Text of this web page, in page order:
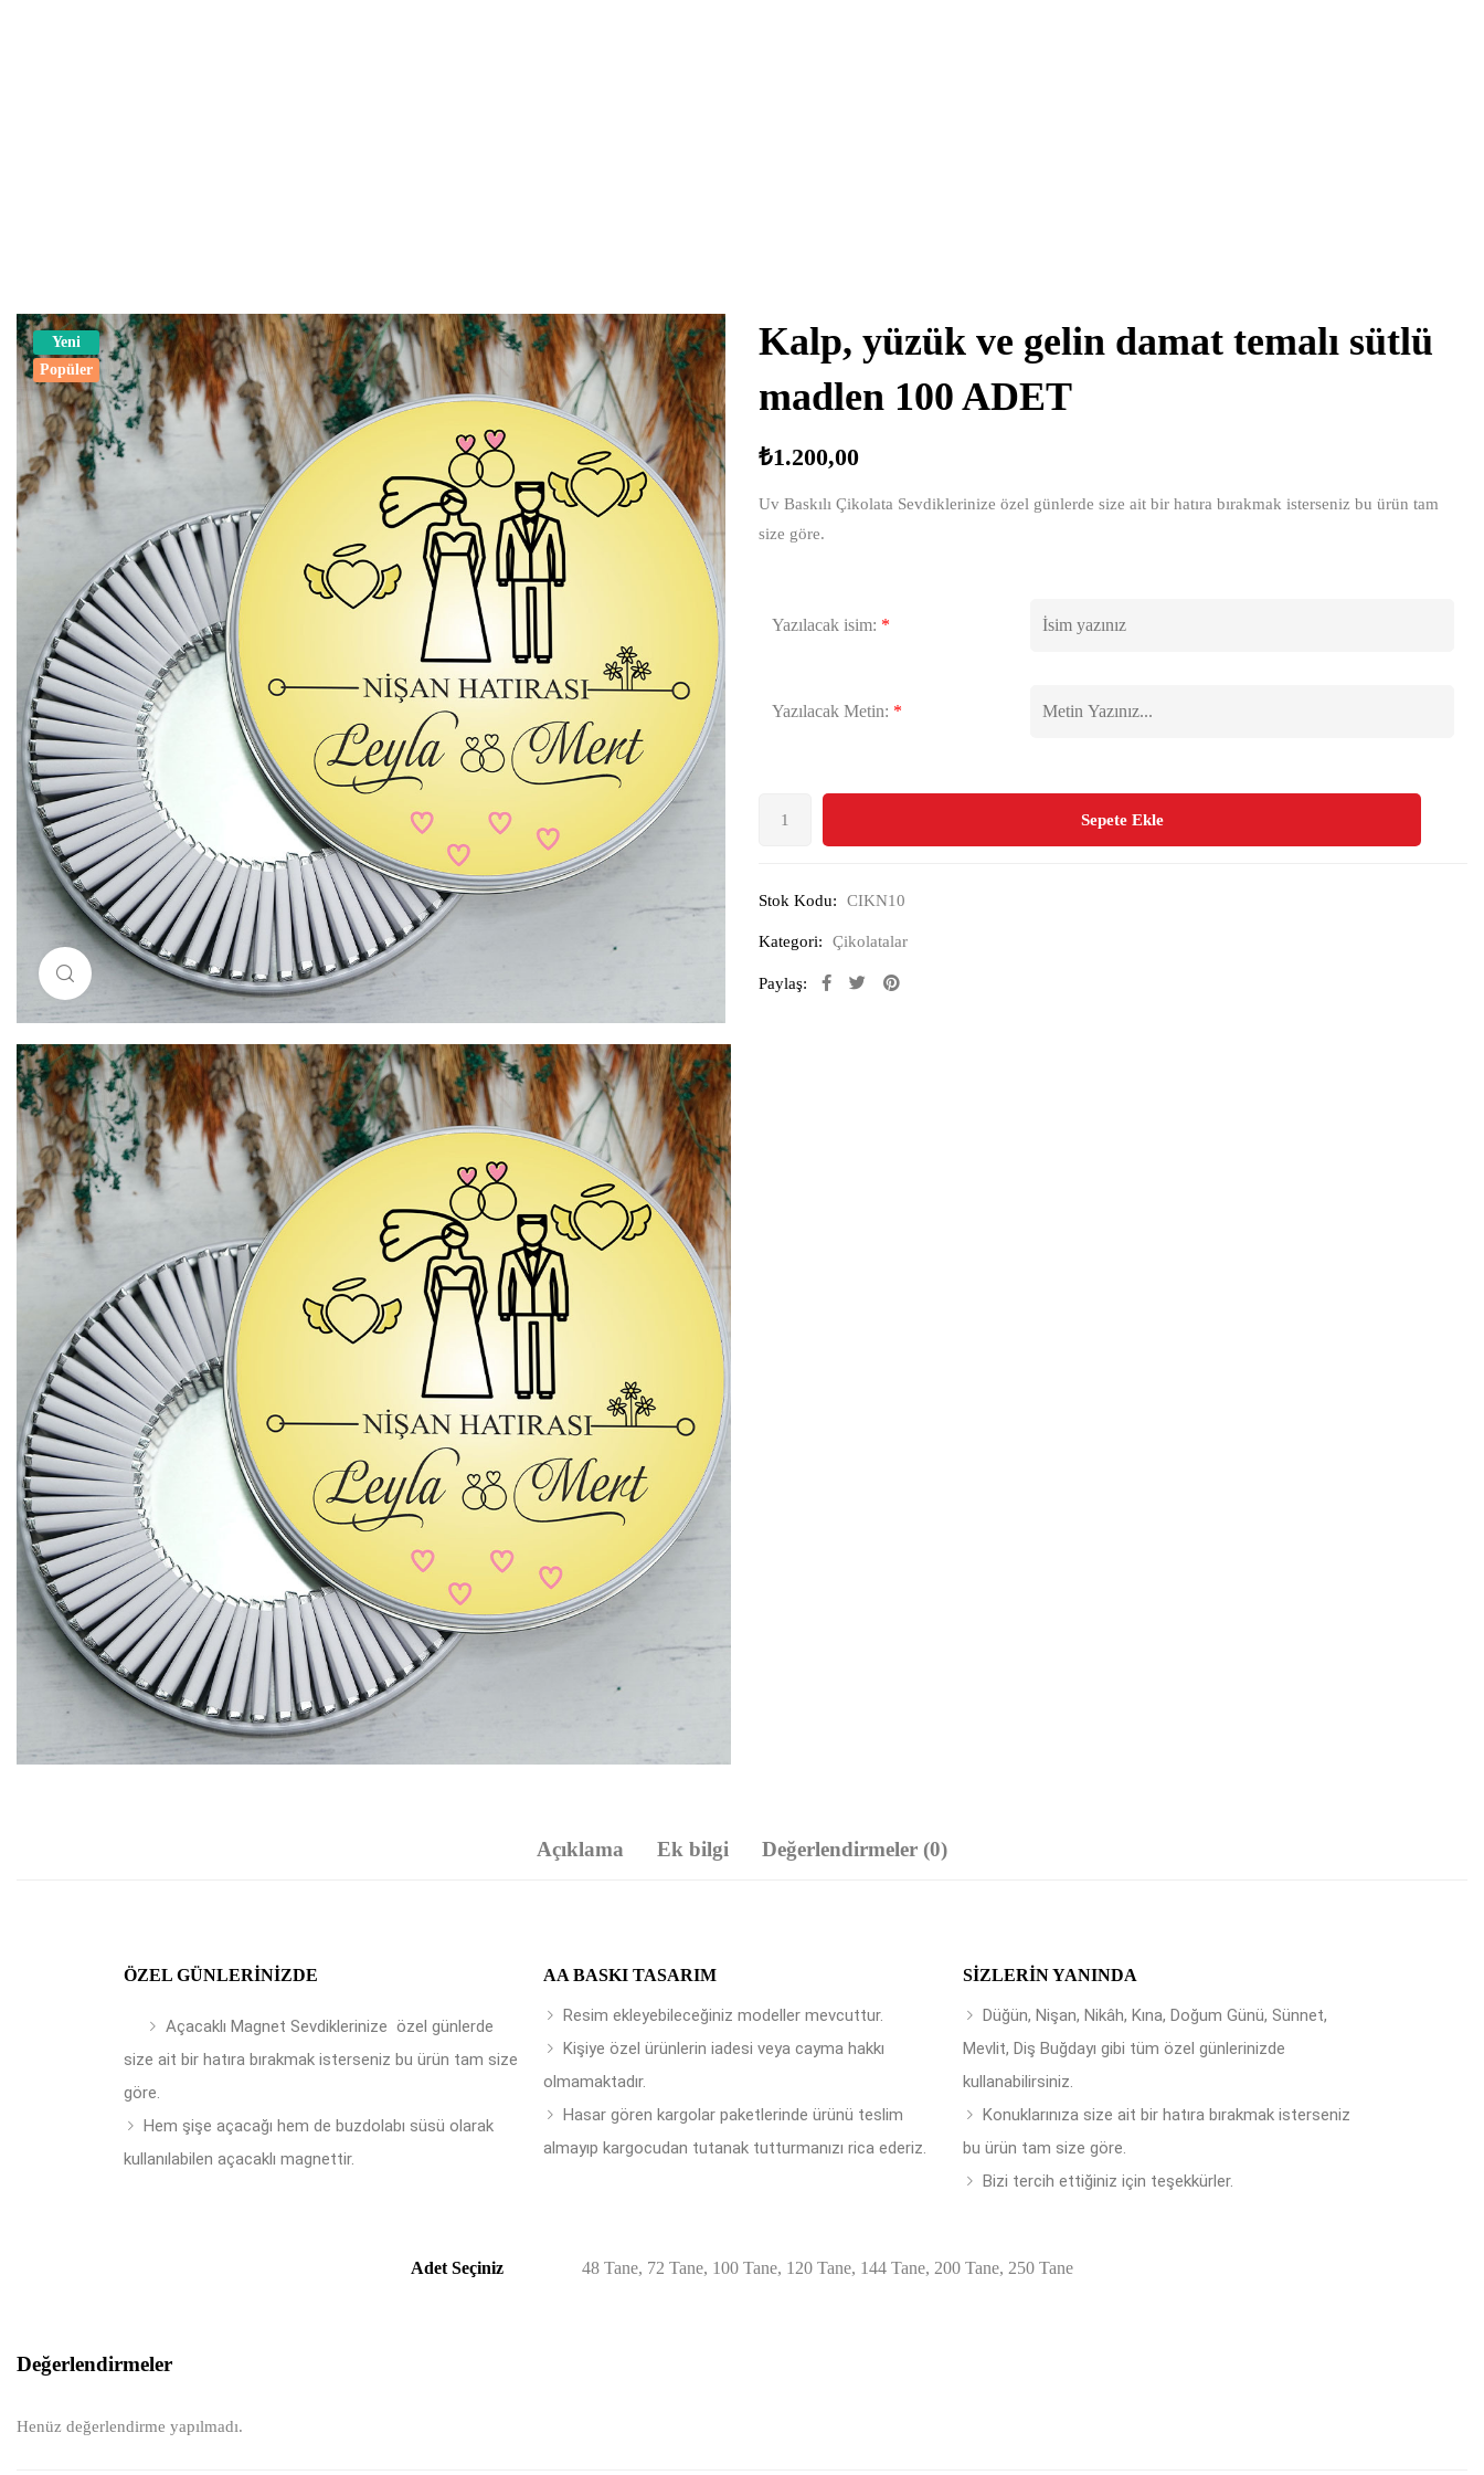
Yeni
Popüler
Resimi büyütmek için tıklayın
Kalp, yüzük ve gelin damat temalı sütlü
madlen 100 ADET
₺1.200,00
Uv Baskılı Çikolata Sevdiklerinize özel günlerde size ait bir hatıra bırakmak isterseniz bu ürün tam
size göre.
Yazılacak isim: *
Yazılacak Metin: *
Sepete Ekle
Stok Kodu: CIKN10
Kategori: Çikolatalar
Paylaş:
Açıklama Ek bilgi Değerlendirmeler (0)
ÖZEL GÜNLERINIZDE
Açacaklı Magnet Sevdiklerinize özel günlerde
size ait bir hatıra bırakmak isterseniz bu ürün tam size
göre.
Hem şişe açacağı hem de buzdolabı süsü olarak
kullanılabilen açacaklı magnettir.
AA BASKI TASARIM
Resim ekleyebileceğiniz modeller mevcuttur.
Kişiye özel ürünlerin iadesi veya cayma hakkı
olmamaktadır.
Hasar gören kargolar paketlerinde ürünü teslim
almayıp kargocudan tutanak tutturmanızı rica ederiz.
SIZLERIN YANINDA
Düğün, Nişan, Nikâh, Kına, Doğum Günü, Sünnet,
Mevlit, Diş Buğdayı gibi tüm özel günlerinizde
kullanabilirsiniz.
Konuklarınıza size ait bir hatıra bırakmak isterseniz
bu ürün tam size göre.
Bizi tercih ettiğiniz için teşekkürler.
Adet Seçiniz 48 Tane, 72 Tane, 100 Tane, 120 Tane, 144 Tane, 200 Tane, 250 Tane
Değerlendirmeler
Henüz değerlendirme yapılmadı.